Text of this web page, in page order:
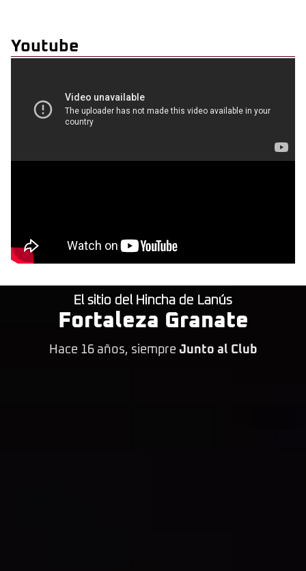
Youtube
El sitio del Hincha de Lanús
Fortaleza Granate
Hace 16 años, siempre Junto al Club